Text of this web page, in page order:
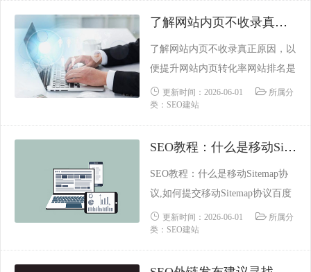
这样的结果并不理想，当我们在学
了解清楚，才能有利于做......
了解网站内页不收录真正原因，以便提升网站内页转化率
了解网站内页不收录真正原因，以
便提升网站内页转化率网站排名是
基于网站流量，这源于网站收集。
这是网站优化的必由之路。虽然许
多关键字只能通过主页进行排名，
但通常是空的，如果流量不能在以
加，我们也发现在网站中包含页
更新时间：2026-06-01
所属分
类：SEO建站
SEO教程：什么是移动Sitemap协议,如何提交移动Sitemap协议
SEO教程：什么是移动Sitemap协
议,如何提交移动Sitemap协议百度
推出了移动Sitemap协议，用于将
网址提交给移动搜索收录。百度移
动Sitemap协议是在标准Sitemap协
更新时间：2026-06-01
所属分
类：SEO建站